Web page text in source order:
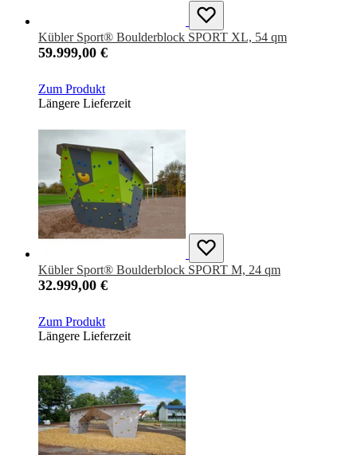
Kübler Sport® Boulderblock SPORT XL, 54 qm
59.999,00 €
Zum Produkt
Längere Lieferzeit
Kübler Sport® Boulderblock SPORT M, 24 qm
32.999,00 €
Zum Produkt
Längere Lieferzeit